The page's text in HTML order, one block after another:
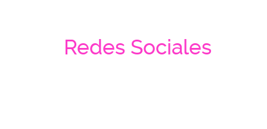
Redes Sociales